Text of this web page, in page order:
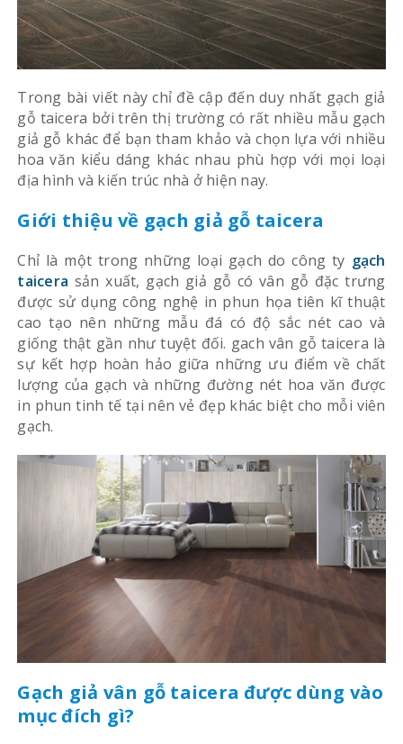
Trong bài viết này chỉ đề cập đến duy nhất gạch giả
gỗ taicera bởi trên thị trường có rất nhiều mẫu gạch
giả gỗ khác để bạn tham khảo và chọn lựa với nhiều
hoa văn kiểu dáng khác nhau phù hợp với mọi loại
địa hình và kiến trúc nhà ở hiện nay.
Giới thiệu về gạch giả gỗ taicera
Chỉ là một trong những loại gạch do công ty gạch
taicera sản xuất, gạch giả gỗ có vân gỗ đặc trưng
được sử dụng công nghệ in phun họa tiên kĩ thuật
cao tạo nên những mẫu đá có độ sắc nét cao và
giống thật gần như tuyệt đối. gach vân gỗ taicera là
sự kết hợp hoàn hảo giữa những ưu điểm về chất
lượng của gạch và những đường nét hoa văn được
in phun tinh tế tại nên vẻ đẹp khác biệt cho mỗi viên
gạch.
Gạch giả vân gỗ taicera được dùng vào
mục đích gì?